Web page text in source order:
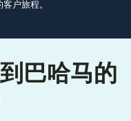
户旅程。
巴哈马的